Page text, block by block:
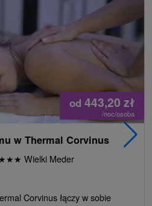
od 443,20 zł
/noc/osoba
w Thermal Corvinus
★★ Wielki Meder
Corvinus łączy w sobie